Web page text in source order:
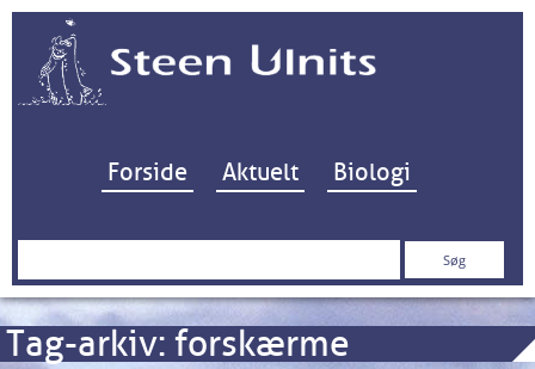
Hop til indhold
Forside Aktuelt Biologi
Søg
Tag-arkiv: forskærme